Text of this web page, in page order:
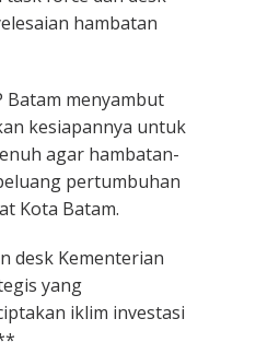
hambatan
Batam menyambut
kesiapannya untuk
agar hambatan-
pertumbuhan
Kota Batam.
desk Kementerian
yang
iklim investasi